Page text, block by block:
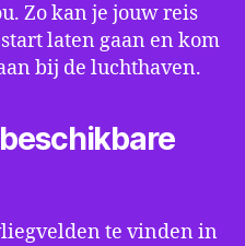
Zo kan je jouw reis
laten gaan en kom
bij de luchthaven.
te vinden in